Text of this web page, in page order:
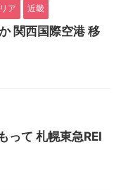
ア 近畿
関西国際空港 移
って 札幌東急REI